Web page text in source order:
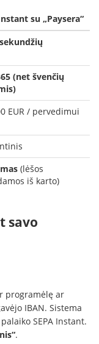
su „Paysera“
(net švenčių
EUR / pervedimui
(lėšos
iš karto)
savo
programėlę ar
IBAN. Sistema
SEPA Instant.
.